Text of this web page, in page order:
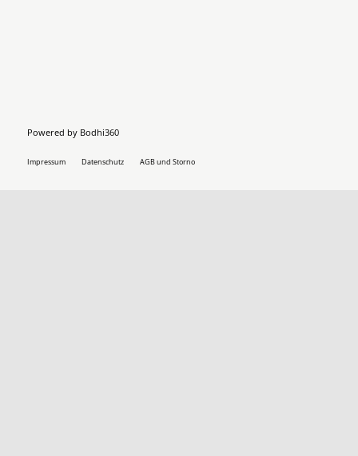
Powered by Bodhi360
Impressum Datenschutz AGB und Storno